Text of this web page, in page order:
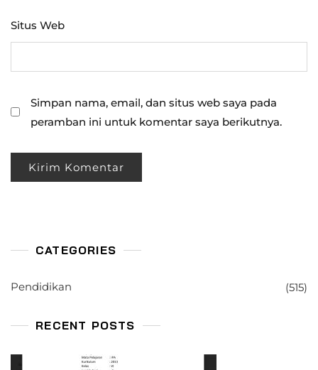
Situs Web
Simpan nama, email, dan situs web saya pada
peramban ini untuk komentar saya berikutnya.
CATEGORIES
Pendidikan (515)
RECENT POSTS